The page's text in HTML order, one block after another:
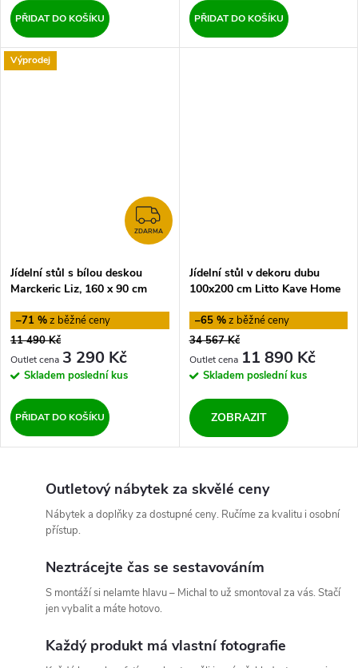
PŘIDAT DO KOŠÍKU PŘIDAT DO KOŠÍKU
Výprodej
ZDARMA
ZDARMA
Jídelní stůl s bílou deskou
Marckeric Liz, 160 x 90 cm
–71 %
11 490 Kč
3 290 Kč
Skladem poslední kus
PŘIDAT DO KOŠÍKU
Jídelní stůl v dekoru dubu
100x200 cm Litto Kave Home
–65 %
34 567 Kč
11 890 Kč
Skladem poslední kus
ZOBRAZIT
Outletový nábytek za skvělé ceny
Nábytek a doplňky za dostupné ceny. Ručíme za kvalitu i osobní
přístup.
Neztrácejte čas se sestavováním
S montáží si nelamte hlavu – Michal to už smontoval za vás. Stačí
jen vybalit a máte hotovo.
Každý produkt má vlastní fotografie